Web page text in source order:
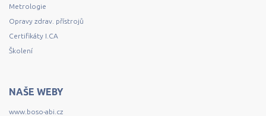
Metrologie
Opravy zdrav. přístrojů
Certifikáty I.CA
Školení
NAŠE WEBY
www.boso-abi.cz